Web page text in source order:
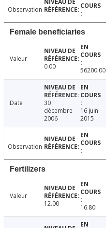
Observation
Female beneficiaries
Valeur
0.00
56200.00
Date
30
décembre
2006
16 juin
2015
Observation
Fertilizers
Valeur
12.00
16.80